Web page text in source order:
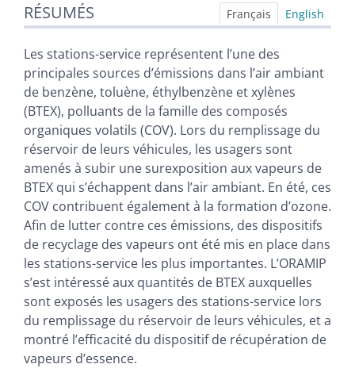
Index
Plan
Texte
Bibliographie
Annexe
Illustrations
Citer cet article
Auteurs
RÉSUMÉS Français English
Les stations-service représentent l’une des
principales sources d’émissions dans l’air ambiant
de benzène, toluène, éthylbenzène et xylènes
(BTEX), polluants de la famille des composés
organiques volatils (COV). Lors du remplissage du
réservoir de leurs véhicules, les usagers sont
amenés à subir une surexposition aux vapeurs de
BTEX qui s’échappent dans l’air ambiant. En été, ces
COV contribuent également à la formation d’ozone.
Afin de lutter contre ces émissions, des dispositifs
de recyclage des vapeurs ont été mis en place dans
les stations-service les plus importantes. L’ORAMIP
s’est intéressé aux quantités de BTEX auxquelles
sont exposés les usagers des stations-service lors
du remplissage du réservoir de leurs véhicules, et a
montré l’efficacité du dispositif de récupération de
vapeurs d’essence.